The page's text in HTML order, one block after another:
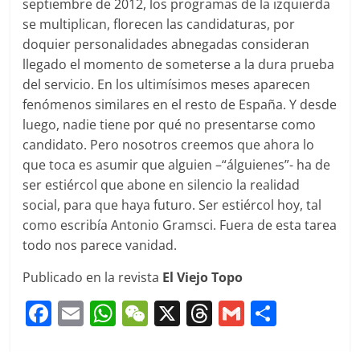
septiembre de 2012, los programas de la izquierda
se multiplican, florecen las candidaturas, por
doquier personalidades abnegadas consideran
llegado el momento de someterse a la dura prueba
del servicio. En los ultimísimos meses aparecen
fenómenos similares en el resto de España. Y desde
luego, nadie tiene por qué no presentarse como
candidato. Pero nosotros creemos que ahora lo
que toca es asumir que alguien –“álguienes”- ha de
ser estiércol que abone en silencio la realidad
social, para que haya futuro. Ser estiércol hoy, tal
como escribía Antonio Gramsci. Fuera de esta tarea
todo nos parece vanidad.
Publicado en la revista El Viejo Topo
F E W W X T G